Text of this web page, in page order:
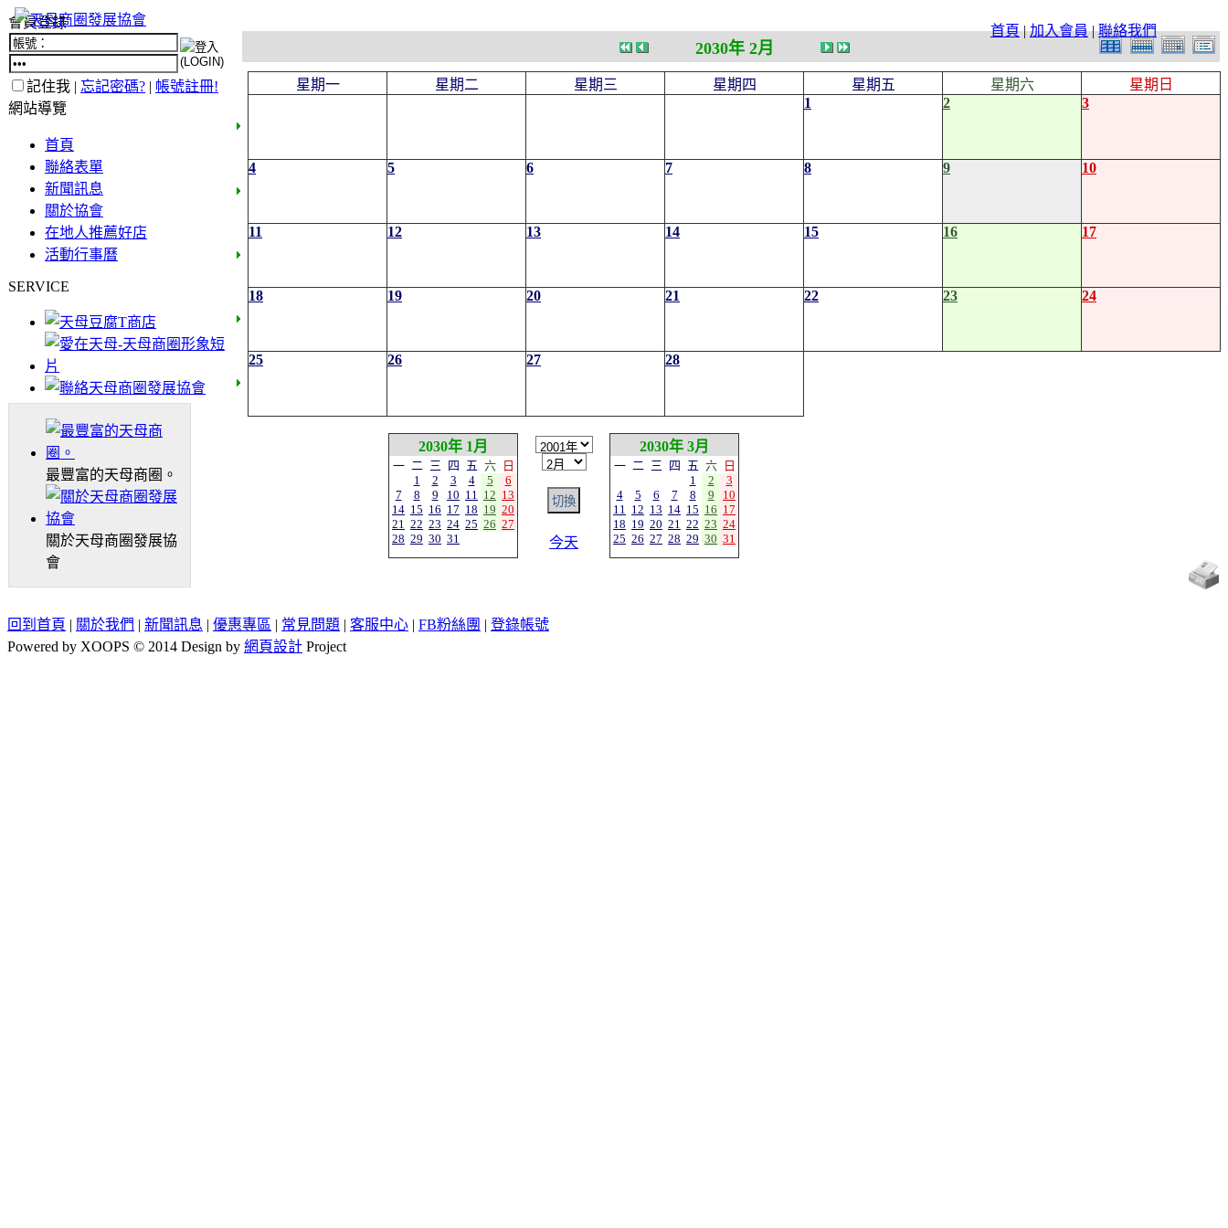
首頁|加入會員|聯絡我們
會員登錄
記住我 | 忘記密碼? | 帳號註冊!
網站導覽
首頁
聯絡表單
新聞訊息
關於協會
在地人推薦好店
活動行事曆
SERVICE
最豐富的天母商圈。
關於天母商圈發展協
會
2030年 2月
星期一 星期二 星期三 星期四 星期五 星期六
星期日
1
2 3
4 5 6 7 8 9 10
11 12 13 14 15 16 17
18 19 20 21 22 23 24
25 26 27 28
2030年 1月
一 二 三 四 五 六
日
1
2 3 4 5
6
7
8 9 10 11 12 13
14 15 16 17 18 19 20
21 22 23 24 25 26 27
28 29 30 31 今天
2030年 3月
一 二 三 四 五 六
日
1
2
3
4
5 6 7 8 9
10
11 12 13 14 15 16 17
18 19 20 21 22 23 24
25 26 27 28 29 30 31
回到首頁 | 關於我們 | 新聞訊息 | 優惠專區 | 常見問題 | 客服中心 | FB粉絲團 | 登錄帳號
Powered by XOOPS © 2014 Design by 網頁設計 Project